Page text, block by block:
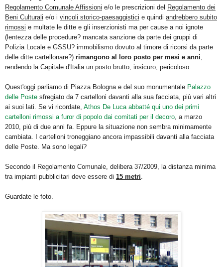
Regolamento Comunale Affissioni e/o le prescrizioni del Regolamento dei
Beni Culturali e/o i vincoli storico-paesaggistici e quindi andrebbero subito
rimossi e multate le ditte e gli inserzionisti ma per cause a noi ignote
(lentezza delle procedure? mancata sanzione da parte dei gruppi di
Polizia Locale e GSSU? immobilismo dovuto al timore di ricorsi da parte
delle ditte cartellonare?) rimangono al loro posto per mesi e anni
rendendo la Capitale d'Italia un posto brutto, insicuro, pericoloso.
Quest'oggi parliamo di Piazza Bologna e del suo monumentale Palazzo
delle Poste sfregiato da 7 cartelloni davanti alla sua facciata, più vari altri
ai suoi lati. Se vi ricordate, Athos De Luca abbatté qui uno dei primi
cartelloni rimossi a furor di popolo dai comitati per il decoro , a marzo
2010, più di due anni fa. Eppure la situazione non sembra minimamente
cambiata. I cartelloni troneggiano ancora impassibili davanti alla facciata
delle Poste. Ma sono legali?
Secondo il Regolamento Comunale, delibera 37/2009, la distanza minima
tra impianti pubblicitari deve essere di 15 metri
Guardate le foto.